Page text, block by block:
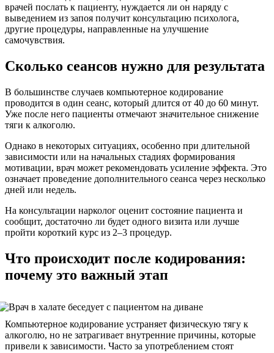
врачей послать к пациенту, нуждается ли он наряду с
выведением из запоя получит консультацию психолога,
другие процедуры, направленные на улучшение
самочувствия.
Сколько сеансов нужно для результата
В большинстве случаев компьютерное кодирование
проводится в один сеанс, который длится от 40 до 60 минут.
Уже после него пациенты отмечают значительное снижение
тяги к алкоголю.
Однако в некоторых ситуациях, особенно при длительной
зависимости или на начальных стадиях формирования
мотивации, врач может рекомендовать усиление эффекта. Это
означает проведение дополнительного сеанса через несколько
дней или недель.
На консультации нарколог оценит состояние пациента и
сообщит, достаточно ли будет одного визита или лучше
пройти короткий курс из 2–3 процедур.
Что происходит после кодирования:
почему это важный этап
Компьютерное кодирование устраняет физическую тягу к
алкоголю, но не затрагивает внутренние причины, которые
привели к зависимости. Часто за употреблением стоят